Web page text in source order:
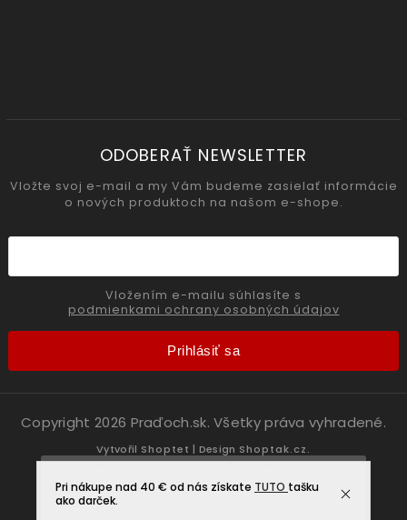
prechádzaním tohto webu vyjadrujete súhlas s ich
používaním. Viac informácií
Pri nákupe nad 40 € od nás získate TUTO tašku
ako darček.
ODOBERAŤ NEWSLETTER
Vložte svoj e-mail a my Vám budeme zasielať informácie
o nových produktoch na našom e-shope.
podmienkami ochrany osobných údajov
Prihlásiť sa
Copyright 2026 Praďoch.sk. Všetky práva vyhradené.
Vytvořil Shoptet | Design Shoptak.cz.